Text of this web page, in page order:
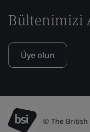
Bültenimizi
Üye olun
© The British